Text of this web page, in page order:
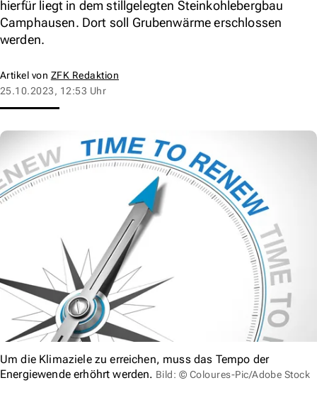
hierfür liegt in dem stillgelegten Steinkohlebergbau
Camphausen. Dort soll Grubenwärme erschlossen
werden.
Artikel von ZFK Redaktion
25.10.2023, 12:53 Uhr
Um die Klimaziele zu erreichen, muss das Tempo der
Energiewende erhöhrt werden. Bild: © Coloures-Pic/Adobe Stock